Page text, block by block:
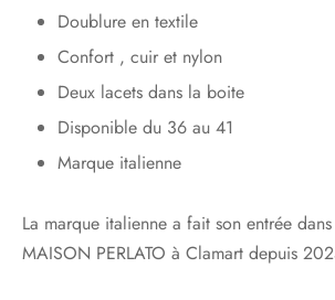
Doublure en textile
Confort , cuir et nylon
Deux lacets dans la boite
Disponible du 36 au 41
Marque italienne
La marque italienne a fait son entrée
MAISON PERLATO à Clamart depuis